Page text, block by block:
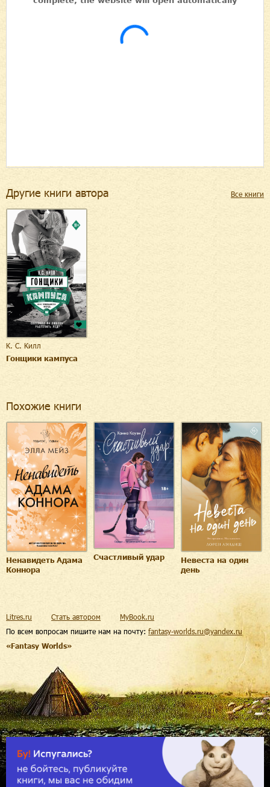
Другие книги автора Все книги
К. С. Килл
Гонщики кампуса
Похожие книги
Ненавидеть Адама
Коннора
Счастливый удар
Невеста на один
день
По всем вопросам пишите нам на почту: fantasy-worlds.ru@yandex.ru
«Fantasy Worlds»
Litres.ru Стать автором MyBook.ru